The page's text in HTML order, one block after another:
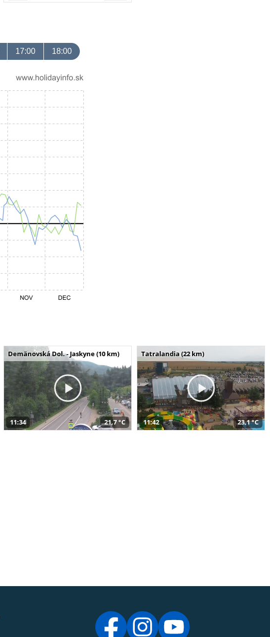
17:00 18:00
Demänovská Dol. - Jaskyne (10 km)
11:34 21,7 °C
Tatralandia (22 km)
11:42 23,1 °C